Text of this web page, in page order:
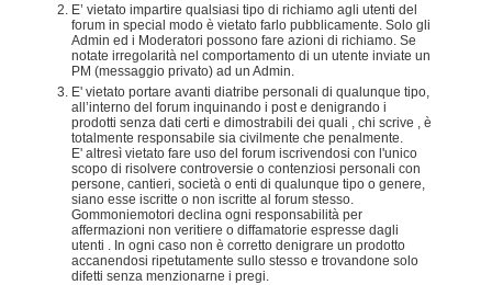
E’ vietato impartire qualsiasi tipo di richiamo agli utenti del
forum in special modo è vietato farlo pubblicamente. Solo gli
Admin ed i Moderatori possono fare azioni di richiamo. Se
notate irregolarità nel comportamento di un utente inviate un
PM (messaggio privato) ad un Admin.
E' vietato portare avanti diatribe personali di qualunque tipo,
all’interno del forum inquinando i post e denigrando i
prodotti senza dati certi e dimostrabili dei quali , chi scrive , è
totalmente responsabile sia civilmente che penalmente.
E' altresì vietato fare uso del forum iscrivendosi con l'unico
scopo di risolvere controversie o contenziosi personali con
persone, cantieri, società o enti di qualunque tipo o genere,
siano esse iscritte o non iscritte al forum stesso.
Gommoniemotori declina ogni responsabilità per
affermazioni non veritiere o diffamatorie espresse dagli
utenti . In ogni caso non è corretto denigrare un prodotto
accanendosi ripetutamente sullo stesso e trovandone solo
difetti senza menzionarne i pregi.